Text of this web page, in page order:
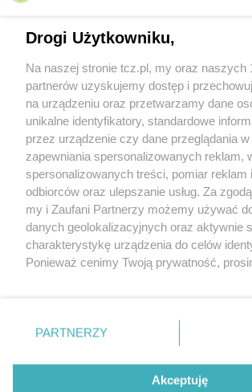
O FIRMIE POLITYKA PRYWATNOŚCI
REKLAMA WSPÓŁPRACA RSS
Nasze serwisy
Aktualności
Tcz24
Historia miasta
Drogi Użytkowniku,
Na naszej stronie tcz.pl, my oraz naszych
partnerów uzyskujemy dostęp i
na urządzeniu oraz przetwarzamy dane
unikalne identyfikatory, standardowe
przez urządzenie czy dane przeglądania
zapewniania spersonalizowanych reklam,
spersonalizowanych treści, pomiar reklam
odbiorców oraz ulepszanie usług. Za
my i Zaufani Partnerzy możemy używać
danych geolokalizacyjnych oraz aktywnie
charakterystykę urządzenia do celów
Ponieważ cenimy Twoją prywatność,
znajdujący się w lewym dolnym rogu
przetwarzaniu. Preferencje będą miały
PARTNERZY
Akceptuję